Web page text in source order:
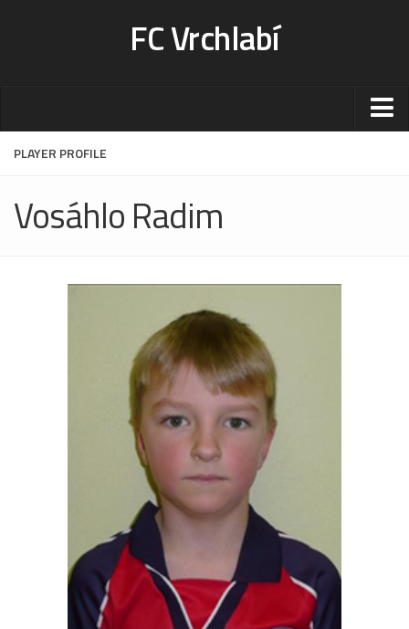
FC Vrchlabí
Stadion
Kontakt-rezervace
Zápasy MA 2026/27
Realizační tým
Historie
PLAYER PROFILE
Vosáhlo Radim